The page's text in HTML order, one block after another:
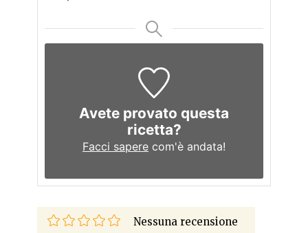
Avete provato questa
ricetta?
Facci sapere com'è andata!
Nessuna recensione